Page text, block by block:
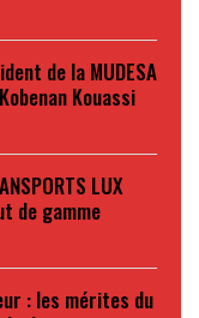
de la MUDESA
Kouassi
LUX
de gamme
: les mérites du